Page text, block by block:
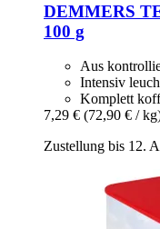
DEMMERS
100 g
Aus
Intensiv
Komplett
7,29 € (72,90 € /
Zustellung bis 12.